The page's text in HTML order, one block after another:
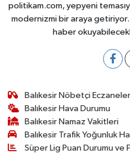
politikam.com, yepyeni
modernizmi bir araya
haber
Balıkesir Nöbetçi Eczaneler
Balıkesir Hava Durumu
Balıkesir Namaz Vakitleri
Balıkesir Trafik Yoğunluk
Süper Lig Puan Durumu ve